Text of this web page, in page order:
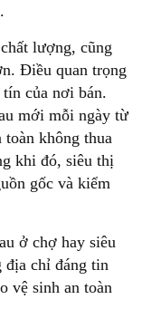
lượng, cũng
Điều quan trọng
của nơi bán.
mới mỗi ngày từ
không thua
khi đó, siêu thị
gốc và kiểm
ở chợ hay siêu
chỉ đáng tin
vệ sinh an toàn